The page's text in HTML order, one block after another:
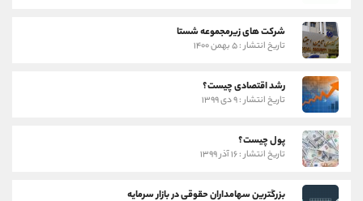
شرکت های زیرمجموعه شستا
تاریخ انتشار : ۵ بهمن ۱۴۰۰
رشد اقتصادی چیست؟
تاریخ انتشار : ۹ دی ۱۳۹۹
پول چیست؟
تاریخ انتشار : ۱۶ آذر ۱۳۹۹
بزرگترین سهامداران حقوقی در بازار سرمایه